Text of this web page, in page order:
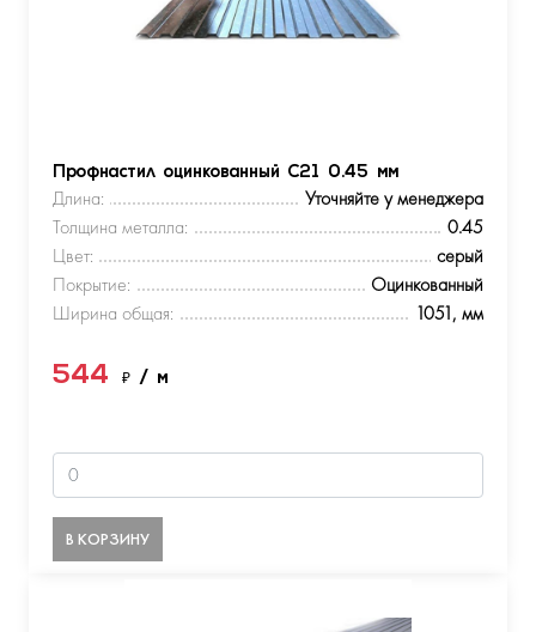
Профнастил оцинкованный С21 0.45 мм
Длина:
Уточняйте у менеджера
Толщина металла:
0.45
Цвет:
серый
Покрытие:
Оцинкованный
Ширина общая:
1051, мм
544 ₽ / м
В КОРЗИНУ